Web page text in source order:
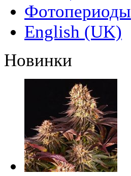
Фотопериоды
English (UK)
Новинки